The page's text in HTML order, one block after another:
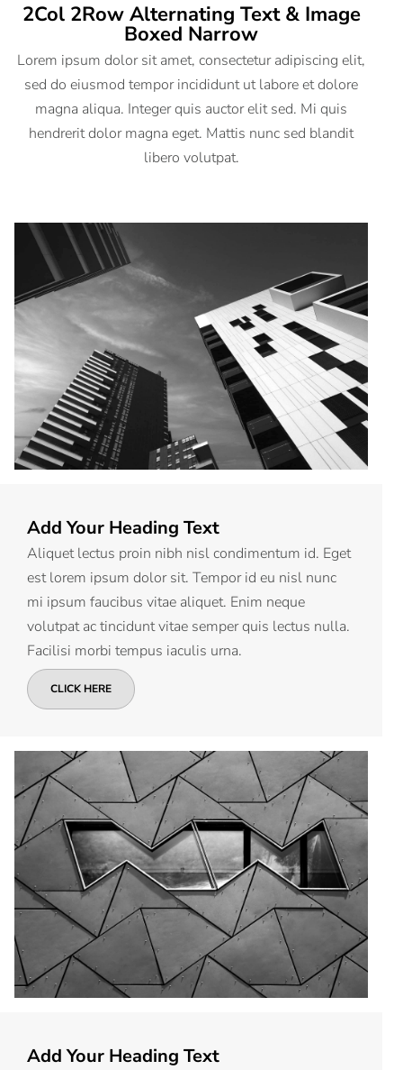
2Col 2Row Alternating Text & Image
Boxed Narrow
Lorem ipsum dolor sit amet, consectetur adipiscing elit,
sed do eiusmod tempor incididunt ut labore et dolore
magna aliqua. Integer quis auctor elit sed. Mi quis
hendrerit dolor magna eget. Mattis nunc sed blandit
libero volutpat.
Add Your Heading Text
Aliquet lectus proin nibh nisl condimentum id. Eget
est lorem ipsum dolor sit. Tempor id eu nisl nunc
mi ipsum faucibus vitae aliquet. Enim neque
volutpat ac tincidunt vitae semper quis lectus nulla.
Facilisi morbi tempus iaculis urna.
CLICK HERE
Add Your Heading Text